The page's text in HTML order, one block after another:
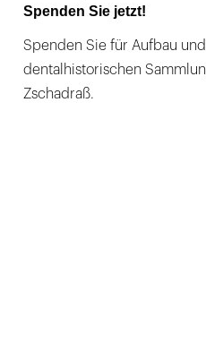
Spenden Sie jetzt!
Spenden Sie für Aufbau
dentalhistorischen
Zschadraß.